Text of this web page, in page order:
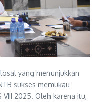
yang menunjukkan
sukses memukau
2025. Oleh karena itu,